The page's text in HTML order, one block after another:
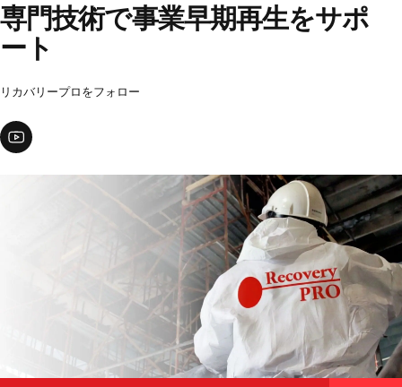
専門技術で事業早期再生をサポ
ート
リカバリープロをフォロー